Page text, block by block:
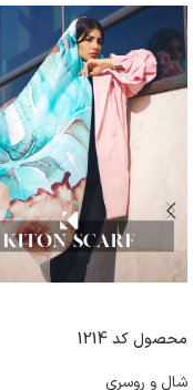
محصول کد 1214
شال و روسری